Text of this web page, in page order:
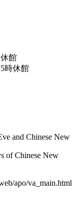
館
時休館
and Chinese New
of Chinese New
apo/va_main.html